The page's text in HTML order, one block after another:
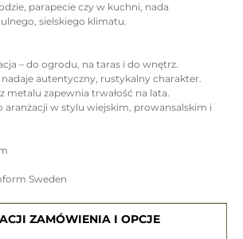
parapecie czy w kuchni, nada
sielskiego klimatu.
– do ogrodu, na taras i do wnętrz.
nadaje autentyczny, rustykalny charakter.
metalu zapewnia trwałość na lata.
aranżacji w stylu wiejskim, prowansalskim i
Sweden
ZAMÓWIENIA I OPCJE